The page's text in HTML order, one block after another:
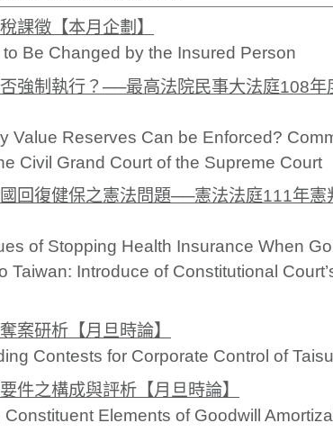
課徵【本月企劃】
Be Changed by the Insured Person
強制執行？──最高法院民事大法庭108年
Value Reserves Can be Enforced?
Civil Grand Court of the Supreme Court
回復健保之憲法問題──憲法法庭111年
of Stopping Health Insurance When
Taiwan: Introduce of Constitutional
案研析【月旦時論】
Contests for Corporate Control of
件之構成與評析【月旦時論】
Elements of Goodwill